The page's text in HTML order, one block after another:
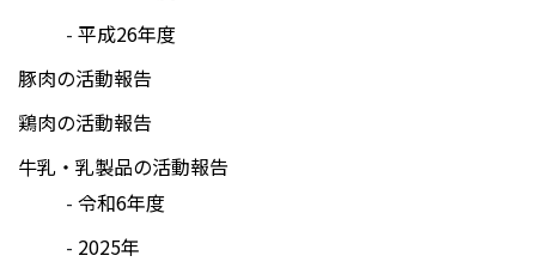
平成26年度
豚肉の活動報告
鶏肉の活動報告
牛乳・乳製品の活動報告
令和6年度
2025年